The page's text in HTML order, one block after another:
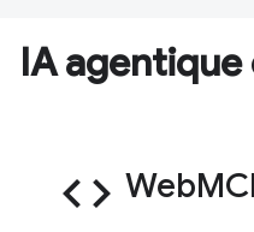
IA
code